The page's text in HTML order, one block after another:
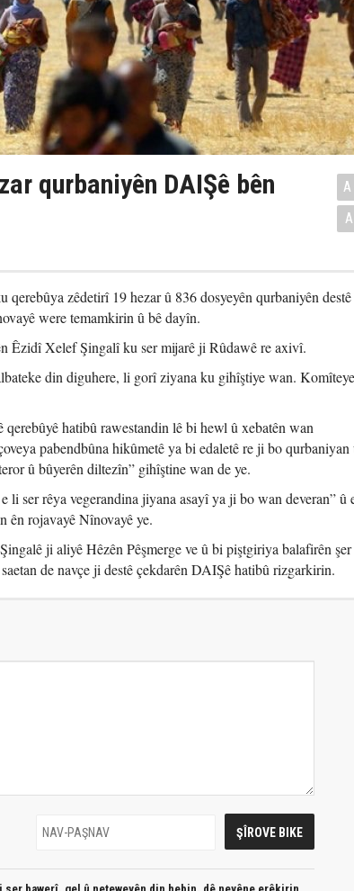
qurbaniyên DAIŞê bên
zêdetirî 19 hezar û 836 dosyeyên qurbaniyên destê
were temamkirin û bê dayîn.
Êzidî Xelef Şingalî ku ser mijarê ji Rûdawê re axivî.
din diguhere, li gorî ziyana ku gihîştiye wan.
hatibû rawestandin lê bi hewl û xebatên wan
pabendbûna hikûmetê ya bi edaletê re ji bo qurbaniyan
û bûyerên diltezîn” gihîştine wan de ye.
ser rêya vegerandina jiyana asayî ya ji bo wan deveran” û
ên rojavayê Nînovayê ye.
ji aliyê Hêzên Pêşmerge ve û bi piştgiriya balafirên şer
de navçe ji destê çekdarên DAIŞê hatibû rizgarkirin.